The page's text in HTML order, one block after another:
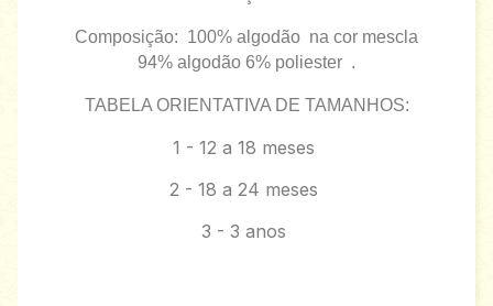
Composição: 100% algodão na cor mescla
94% algodão 6% poliester .
TABELA ORIENTATIVA DE TAMANHOS:
1 - 12 a 18 meses
2 - 18 a 24 meses
3 - 3 anos